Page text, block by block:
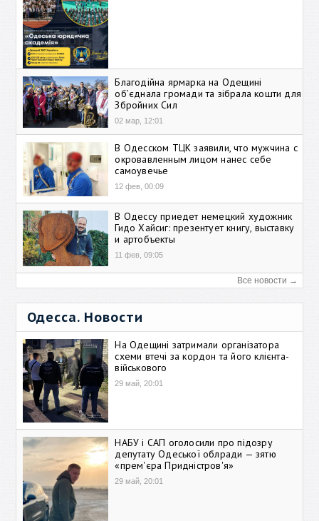
Благодійна ярмарка на Одещині
об’єднала громади та зібрала кошти для
Збройних Сил
02 мар, 12:01
В Одесском ТЦК заявили, что мужчина с
окровавленным лицом нанес себе
самоувечье
12 фев, 00:09
В Одессу приедет немецкий художник
Гидо Хайсиг: презентует книгу, выставку
и артобъекты
11 фев, 09:05
Все новости →
Одесса. Новости
На Одещині затримали організатора
схеми втечі за кордон та його клієнта-
військового
29 май, 20:01
НАБУ і САП оголосили про підозру
депутату Одеської облради — зятю
«прем'єра Придністров'я»
29 май, 20:01